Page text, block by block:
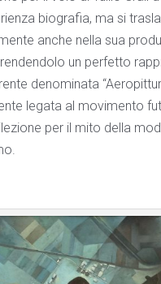
biografia, ma si trasla
anche nella sua
un perfetto
denominata
legata al movimento
per il mito della